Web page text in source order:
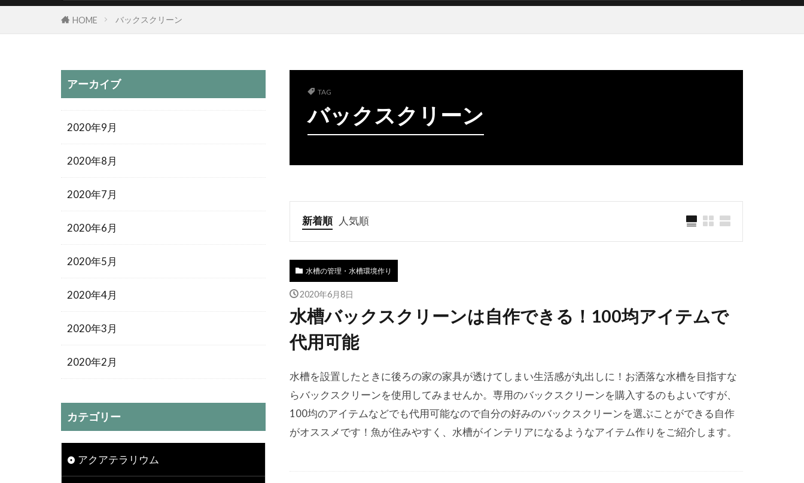
HOME バックスクリーン
TAG
バックスクリーン
新着順 人気順
水槽の管理・水槽環境作り
2020年6月8日
水槽バックスクリーンは自作できる！100均アイテムで
代用可能
水槽を設置したときに後ろの家の家具が透けてしまい生活感が丸出しに！お洒落な水槽を目指すな
らバックスクリーンを使用してみませんか。専用のバックスクリーンを購入するのもよいですが、
100均のアイテムなどでも代用可能なので自分の好みのバックスクリーンを選ぶことができる自作
がオススメです！魚が住みやすく、水槽がインテリアになるようなアイテム作りをご紹介します。
アーカイブ
2020年9月
2020年8月
2020年7月
2020年6月
2020年5月
2020年4月
2020年3月
2020年2月
カテゴリー
アクアテラリウム